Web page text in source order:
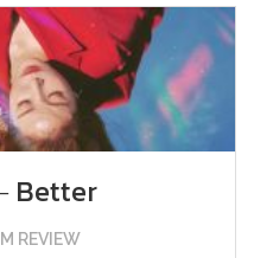
Better
REVIEW